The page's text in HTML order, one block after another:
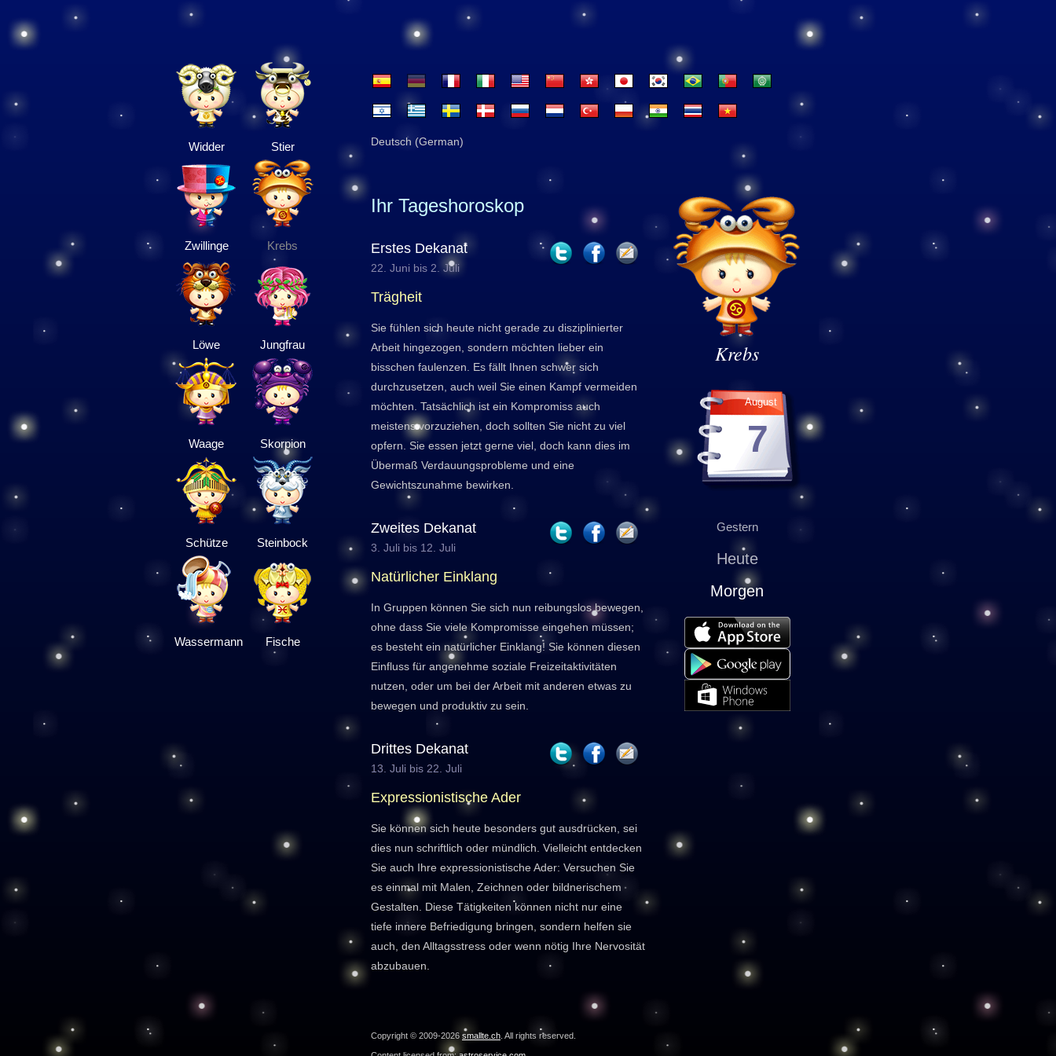
Widder Stier
Zwillinge Krebs
Löwe Jungfrau
Waage Skorpion
Schütze Steinbock
Wassermann Fische
Deutsch (German)
Krebs
August
7
Gestern
Heute
Morgen
Ihr Tageshoroskop
Erstes Dekanat
22. Juni bis 2. Juli
Trägheit
Sie fühlen sich heute nicht gerade zu disziplinierter
Arbeit hingezogen, sondern möchten lieber ein
bisschen faulenzen. Es fällt Ihnen schwer sich
durchzusetzen, auch weil Sie einen Kampf vermeiden
möchten. Tatsächlich ist ein Kompromiss auch
meistens vorzuziehen, doch sollten Sie nicht zu viel
opfern. Sie essen jetzt gerne viel, doch kann dies im
Übermaß Verdauungsprobleme und eine
Gewichtszunahme bewirken.
Zweites Dekanat
3. Juli bis 12. Juli
Natürlicher Einklang
In Gruppen können Sie sich nun reibungslos bewegen,
ohne dass Sie viele Kompromisse eingehen müssen;
es besteht ein natürlicher Einklang! Sie können diesen
Einfluss für angenehme soziale Freizeitaktivitäten
nutzen, oder um bei der Arbeit mit anderen etwas zu
bewegen und produktiv zu sein.
Drittes Dekanat
13. Juli bis 22. Juli
Expressionistische Ader
Sie können sich heute besonders gut ausdrücken, sei
dies nun schriftlich oder mündlich. Vielleicht entdecken
Sie auch Ihre expressionistische Ader: Versuchen Sie
es einmal mit Malen, Zeichnen oder bildnerischem
Gestalten. Diese Tätigkeiten können nicht nur eine
tiefe innere Befriedigung bringen, sondern helfen sie
auch, den Alltagsstress oder wenn nötig Ihre Nervosität
abzubauen.
Copyright © 2009-2026 smallte.ch . All rights reserved.